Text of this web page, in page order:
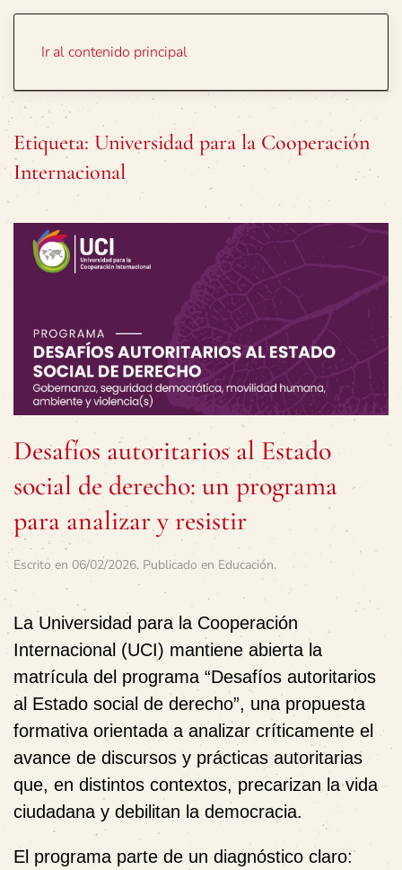
Ir al contenido principal
Etiqueta: Universidad para la Cooperación
Internacional
Desafíos autoritarios al Estado
social de derecho: un programa
para analizar y resistir
Escrito en 06/02/2026. Publicado en Educación.
La Universidad para la Cooperación
Internacional (UCI) mantiene abierta la
matrícula del programa “Desafíos autoritarios
al Estado social de derecho”, una propuesta
formativa orientada a analizar críticamente el
avance de discursos y prácticas autoritarias
que, en distintos contextos, precarizan la vida
ciudadana y debilitan la democracia.
El programa parte de un diagnóstico claro: